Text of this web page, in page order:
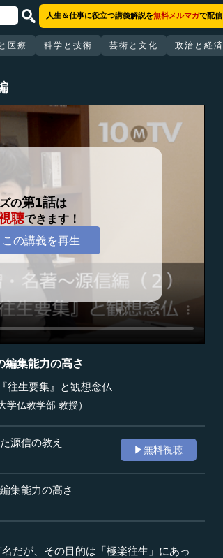
人生＆仕事に役立つ講義解説を無料メルマガで配信
医療 科学と技術 芸術と文化 政治と経済
の第1話は
聴できます！
の講義を再生
編集能力の高さ
往生要集』と観想念仏
学仏教学部 教授）
源信の教え
▶無料視聴
集能力の高さ
だが、その目的は「極楽往生」にあっ